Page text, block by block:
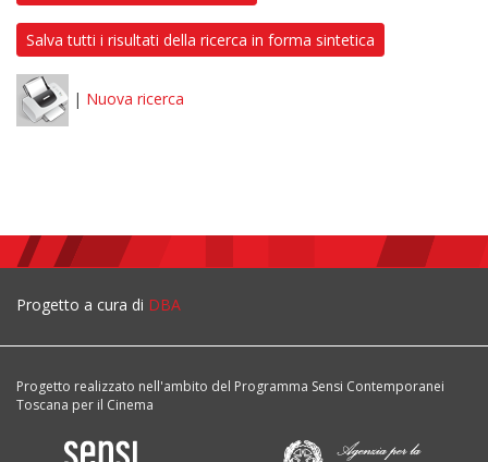
Salva tutti i risultati della ricerca in forma sintetica
| Nuova ricerca
Progetto a cura di DBA
Progetto realizzato nell'ambito del Programma Sensi Contemporanei
Toscana per il Cinema